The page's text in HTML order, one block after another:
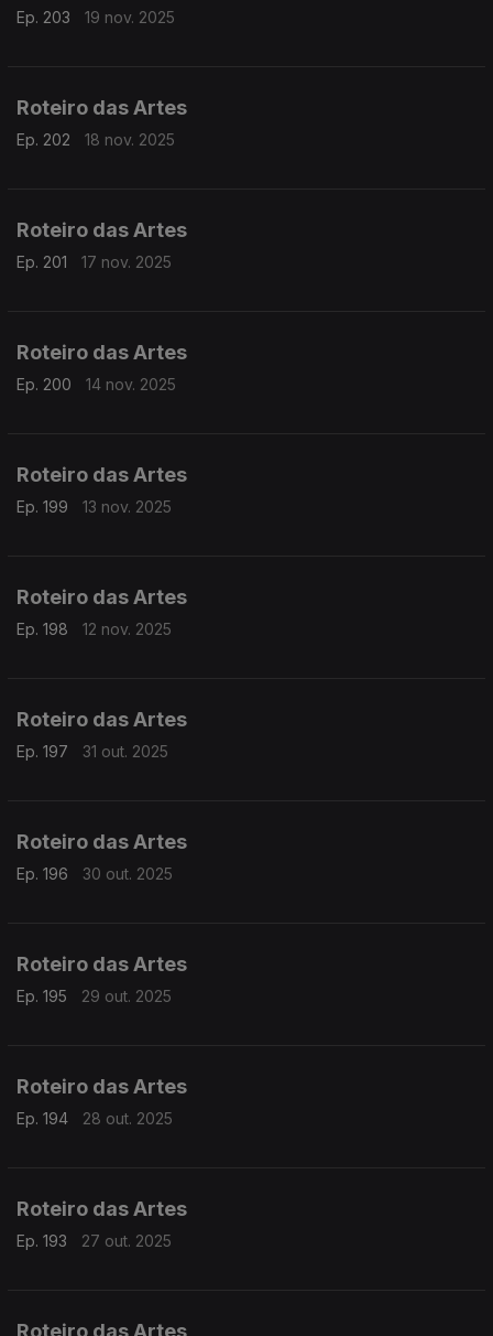
Ep. 203 19 nov. 2025
Roteiro das Artes
Ep. 202 18 nov. 2025
Roteiro das Artes
Ep. 201 17 nov. 2025
Roteiro das Artes
Ep. 200 14 nov. 2025
Roteiro das Artes
Ep. 199 13 nov. 2025
Roteiro das Artes
Ep. 198 12 nov. 2025
Roteiro das Artes
Ep. 197 31 out. 2025
Roteiro das Artes
Ep. 196 30 out. 2025
Roteiro das Artes
Ep. 195 29 out. 2025
Roteiro das Artes
Ep. 194 28 out. 2025
Roteiro das Artes
Ep. 193 27 out. 2025
Roteiro das Artes